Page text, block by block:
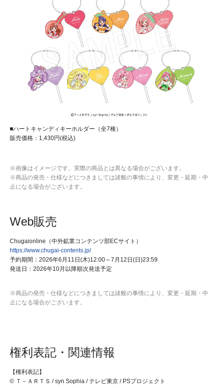
■ハートキャンディキーホルダー（全7種）
販売価格：1,430円(税込)
※画像はイメージです。実際の商品とは異なる場合がございます。
※商品の発売・仕様などにつきましては諸般の事情により、変更・延期・中
止になる場合がございます。
Web販売
Chugaionline（中外鉱業コンテンツ部ECサイト）
https://www.chugai-contents.jp/
予約期間：2026年6月11日(木)12:00～7月12日(日)23:59
発送日：2026年10月以降順次発送予定
※商品の発売・仕様などにつきましては諸般の事情により、変更・延期・中
止になる場合がございます。
権利表記・関連情報
【権利表記】
© Ｔ－ＡＲＴＳ / syn Sophia / テレビ東京 / PSプロジェクト